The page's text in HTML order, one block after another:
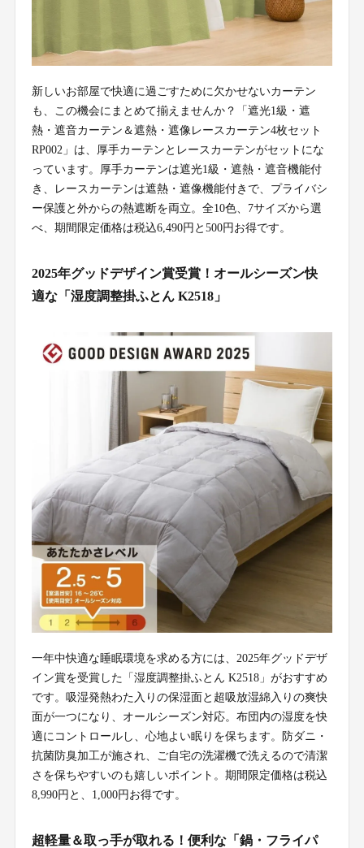
新しいお部屋で快適に過ごすために欠かせないカーテン
も、この機会にまとめて揃えませんか？「遮光1級・遮
熱・遮音カーテン＆遮熱・遮像レースカーテン4枚セット
RP002」は、厚手カーテンとレースカーテンがセットにな
っています。厚手カーテンは遮光1級・遮熱・遮音機能付
き、レースカーテンは遮熱・遮像機能付きで、プライバシ
ー保護と外からの熱遮断を両立。全10色、7サイズから選
べ、期間限定価格は税込6,490円と500円お得です。
2025年グッドデザイン賞受賞！オールシーズン快
適な「湿度調整掛ふとん K2518」
一年中快適な睡眠環境を求める方には、2025年グッドデザ
イン賞を受賞した「湿度調整掛ふとん K2518」がおすすめ
です。吸湿発熱わた入りの保湿面と超吸放湿綿入りの爽快
面が一つになり、オールシーズン対応。布団内の湿度を快
適にコントロールし、心地よい眠りを保ちます。防ダニ・
抗菌防臭加工が施され、ご自宅の洗濯機で洗えるので清潔
さを保ちやすいのも嬉しいポイント。期間限定価格は税込
8,990円と、1,000円お得です。
超軽量＆取っ手が取れる！便利な「鍋・フライパ